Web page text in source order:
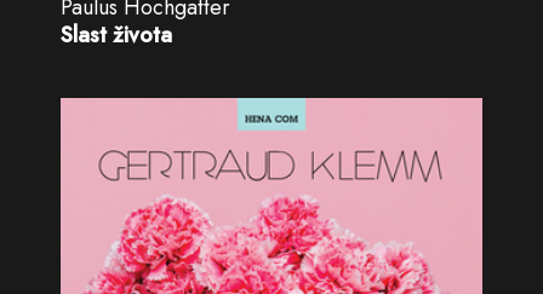
Paulus Hochgatter
Slast života